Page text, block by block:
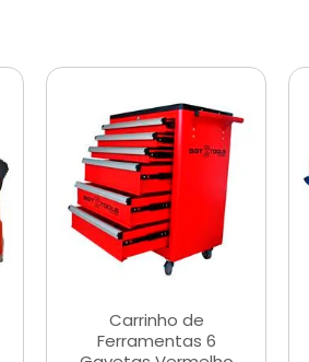
Carrinho de
Ferramentas 6